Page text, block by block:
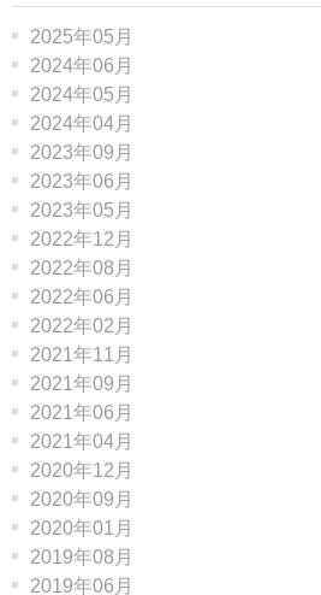
2025年05月
2024年06月
2024年05月
2024年04月
2023年09月
2023年06月
2023年05月
2022年12月
2022年08月
2022年06月
2022年02月
2021年11月
2021年09月
2021年06月
2021年04月
2020年12月
2020年09月
2020年01月
2019年08月
2019年06月